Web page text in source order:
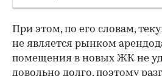
При этом, по его словам,
не является рынком
помещения в новых ЖК не
довольно долго, поэтому